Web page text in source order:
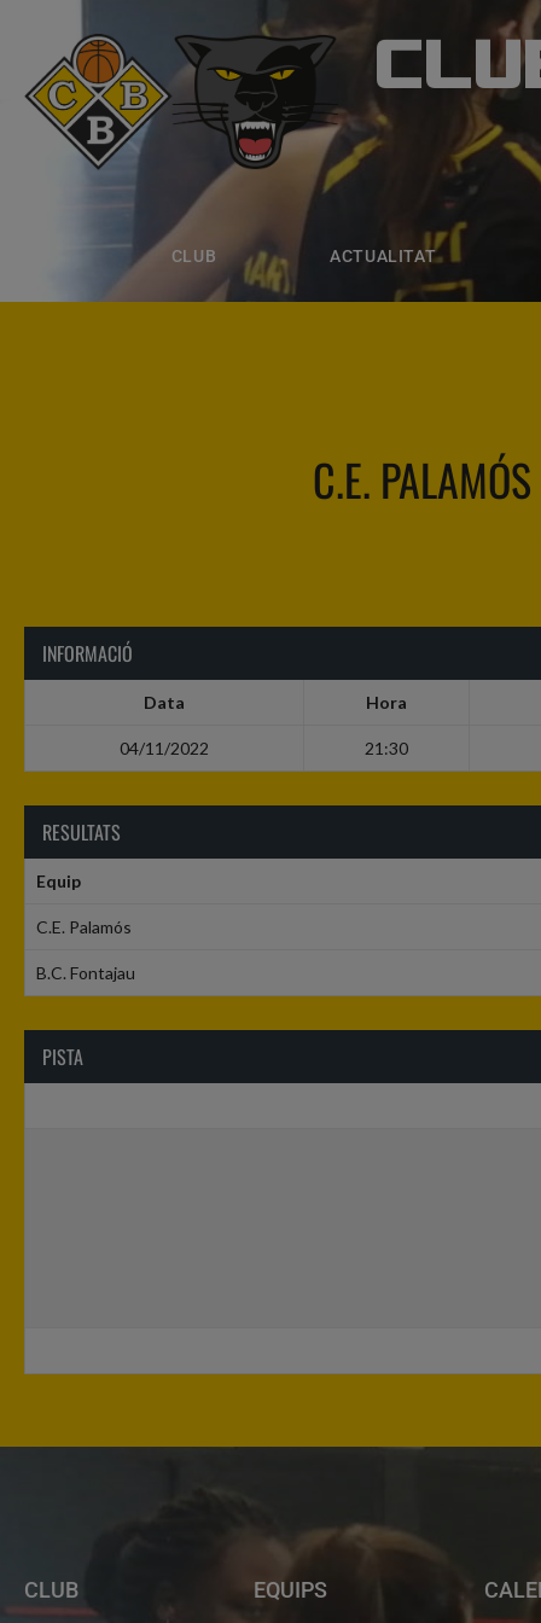
CLUB ACTUALITAT
CLUB
ACTUALITAT
C.E. PALAMÓS
INFORMACIÓ
Data Hora
04/11/2022 21:30
RESULTATS
Equip
C.E. Palamós
B.C. Fontajau
PISTA
CLUB EQUIPS